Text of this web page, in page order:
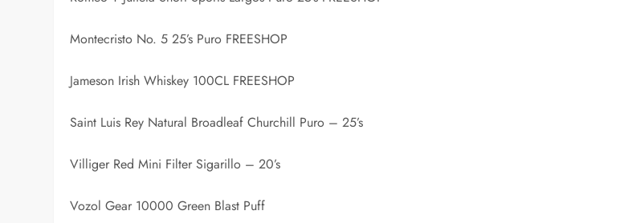
Montecristo No. 5 25’s Puro FREESHOP
Jameson Irish Whiskey 100CL FREESHOP
Saint Luis Rey Natural Broadleaf Churchill Puro – 25’s
Villiger Red Mini Filter Sigarillo – 20’s
Vozol Gear 10000 Green Blast Puff